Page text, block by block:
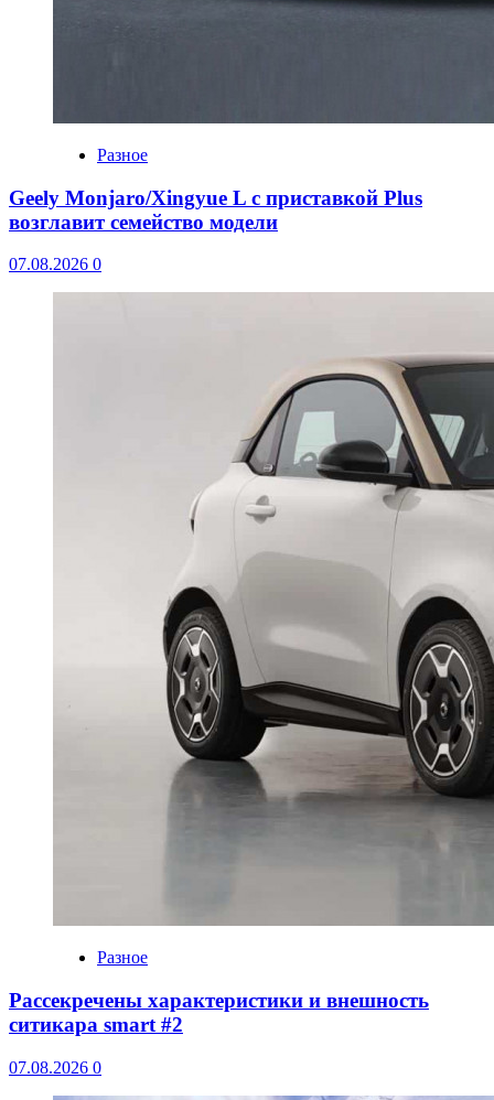
Разное
Geely Monjaro/Xingyue L с приставкой Plus
возглавит семейство модели
07.08.2026 0
Разное
Рассекречены характеристики и внешность
ситикара smart #2
07.08.2026 0